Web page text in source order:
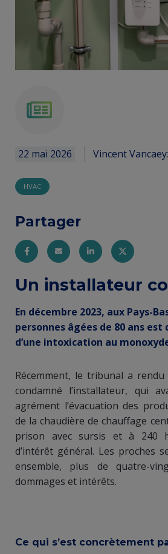
22 mai 2026
Vincent
HVAC
Partager
Entity
view
(Content)
Un installateur
En décembre 2023, aux Pays-
personnes âgées de 80 ans est
d’une intoxication au
Récemment, le tribunal a
condamné l’installateur, qui
agrément l’évacuation des
de la chaudière de chauffage
prison avec sursis et à 240
d’intérêt général. Les proches
ensemble, plus de quatre-
dommages et intérêts.
​Ce qui s’est concrètement